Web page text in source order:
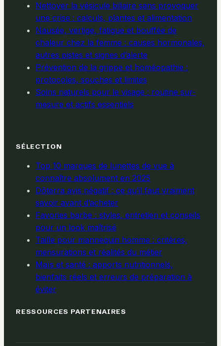
Nettoyer la vésicule biliaire sans provoquer
une crise : calculs, plantes et alimentation
Nausée, vertige, fatigue et bouffée de
chaleur chez la femme : causes hormonales,
autres pistes et signes d’alerte
Prévention de la grippe et homéopathie :
protocoles, souches et limites
Soins naturels pour le visage : routine sur-
mesure et actifs essentiels
SÉLECTION
Top 10 marques de lunettes de vue à
connaître absolument en 2025
Dōterra avis négatif : ce qu’il faut vraiment
savoir avant d’acheter
Favories barbe : styles, entretien et conseils
pour un look maîtrisé
Taille pour mannequin homme : critères,
mensurations et réalités du métier
Maïs et santé : apports nutritionnels,
bienfaits réels et erreurs de préparation à
éviter
RESSOURCES PARTENAIRES